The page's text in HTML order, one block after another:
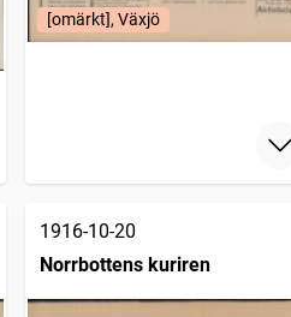
[omärkt], Växjö
1916-10-20
Norrbottens kuriren